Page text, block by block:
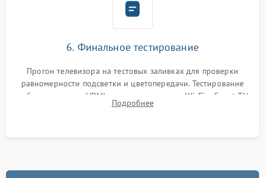
6. Финальное тестирование
Прогон телевизора на тестовых заливках для проверки
равномерности подсветки и цветопередачи. Тестирование
работы разъемов HDMI, динамиков, модуля Wi-Fi и Smart TV
в рабочем режиме в течение нескольких часов.
Подробнее